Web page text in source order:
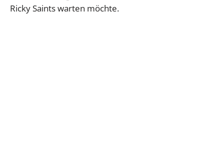
Ricky Saints warten möchte.